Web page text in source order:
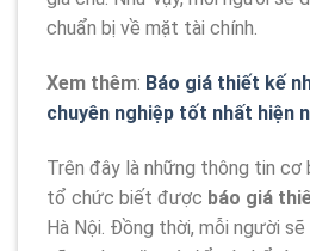
chuẩn bị về mặt tài chính.
Xem thêm: Báo giá thiết kế
chuyên nghiệp tốt nhất hiện
Trên đây là những thông tin cơ
tổ chức biết được báo giá
Hà Nội. Đồng thời, mỗi người